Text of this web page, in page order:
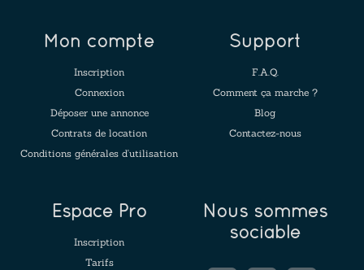
Mon compte
Inscription
Connexion
Déposer une annonce
Contrats de location
Conditions générales d'utilisation
Support
F.A.Q.
Comment ça marche ?
Blog
Contactez-nous
Espace Pro
Inscription
Tarifs
Nous sommes
sociable